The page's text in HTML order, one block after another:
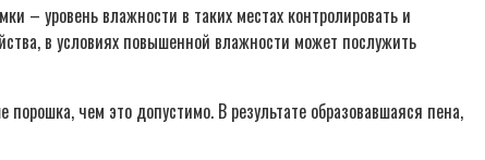
– уровень влажности в таких местах контролировать и
в условиях повышенной влажности может послужить
чем это допустимо. В результате образовавшаяся пена,